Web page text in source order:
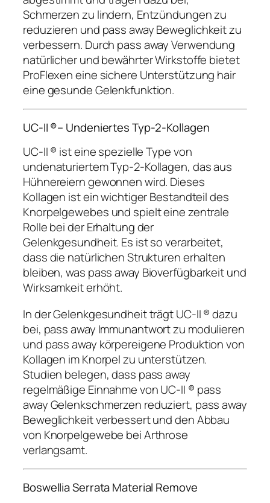
Schmerzen zu lindern, Entzündungen zu
reduzieren und pass away Beweglichkeit zu
verbessern. Durch pass away Verwendung
natürlicher und bewährter Wirkstoffe bietet
ProFlexen eine sichere Unterstützung hair
eine gesunde Gelenkfunktion.
UC-II ®– Undeniertes Typ-2-Kollagen
UC-II ® ist eine spezielle Type von
undenaturiertem Typ-2-Kollagen, das aus
Hühnereiern gewonnen wird. Dieses
Kollagen ist ein wichtiger Bestandteil des
Knorpelgewebes und spielt eine zentrale
Rolle bei der Erhaltung der
Gelenkgesundheit. Es ist so verarbeitet,
dass die natürlichen Strukturen erhalten
bleiben, was pass away Bioverfügbarkeit und
Wirksamkeit erhöht.
In der Gelenkgesundheit trägt UC-II ® dazu
bei, pass away Immunantwort zu modulieren
und pass away körpereigene Produktion von
Kollagen im Knorpel zu unterstützen.
Studien belegen, dass pass away
regelmäßige Einnahme von UC-II ® pass
away Gelenkschmerzen reduziert, pass away
Beweglichkeit verbessert und den Abbau
von Knorpelgewebe bei Arthrose
verlangsamt.
Boswellia Serrata Material Remove